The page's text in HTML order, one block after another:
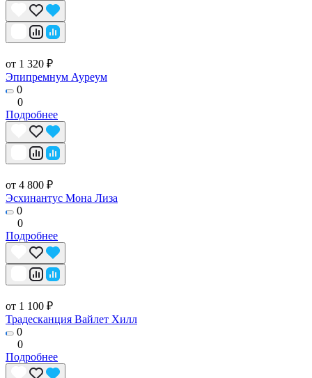
от 1 320 ₽
Эпипремнум Ауреум
0
0
Подробнее
от 4 800 ₽
Эсхинантус Мона Лиза
0
0
Подробнее
от 1 100 ₽
Традесканция Вайлет Хилл
0
0
Подробнее